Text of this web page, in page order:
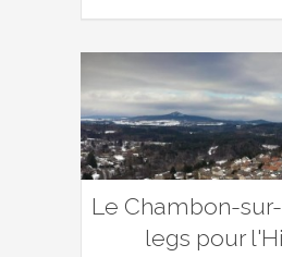
Le Chambon-
legs pour